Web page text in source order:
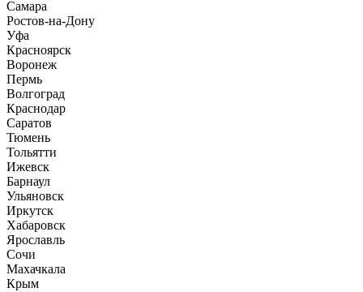
Самара
Ростов-на-Дону
Уфа
Красноярск
Воронеж
Пермь
Волгоград
Краснодар
Саратов
Тюмень
Тольятти
Ижевск
Барнаул
Ульяновск
Иркутск
Хабаровск
Ярославль
Сочи
Махачкала
Крым